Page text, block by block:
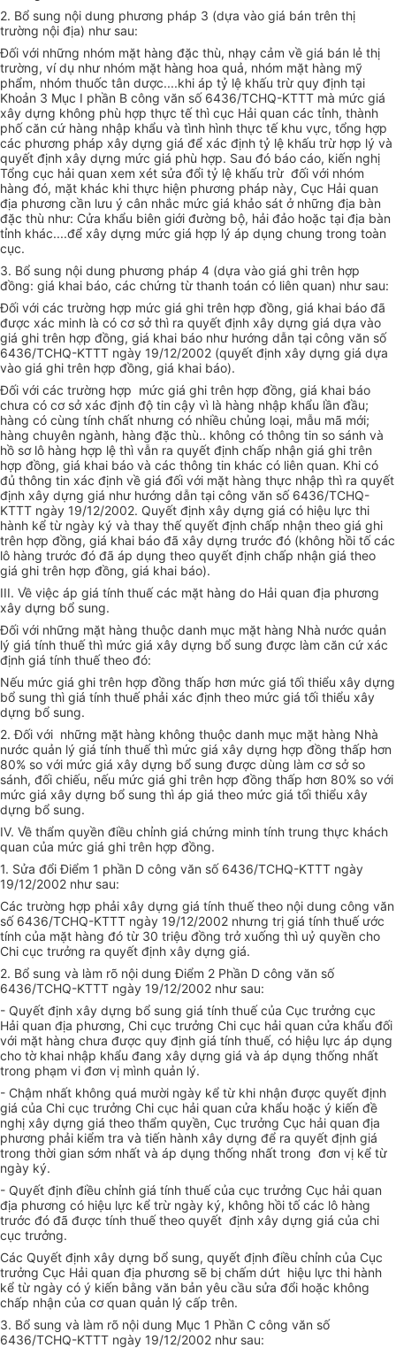
2. Bổ sung nội dung phương pháp 3 (dựa vào giá bán trên thị
trường nội địa) như sau:
Đối với những nhóm mặt hàng đặc thù, nhạy cảm về giá bán lẻ thị
trường, ví dụ như nhóm mặt hàng hoa quả, nhóm mặt hàng mỹ
phẩm, nhóm thuốc tân dược....khi áp tỷ lệ khấu trừ quy định tại
Khoản 3 Mục I phần B công văn số 6436/TCHQ-KTTT mà mức giá
xây dựng không phù hợp thực tế thì cục Hải quan các tỉnh, thành
phố căn cứ hàng nhập khẩu và tình hình thực tế khu vực, tổng hợp
các phương pháp xây dựng giá để xác định tỷ lệ khấu trừ hợp lý và
quyết định xây dựng mức giá phù hợp. Sau đó báo cáo, kiến nghị
Tổng cục hải quan xem xét sửa đổi tỷ lệ khấu trừ đối với nhóm
hàng đó, mặt khác khi thực hiện phương pháp này, Cục Hải quan
địa phương cần lưu ý cân nhắc mức giá khảo sát ở những địa bàn
đặc thù như: Cửa khẩu biên giới đường bộ, hải đảo hoặc tại địa bàn
tỉnh khác....để xây dựng mức giá hợp lý áp dụng chung trong toàn
cục.
3. Bổ sung nội dung phương pháp 4 (dựa vào giá ghi trên hợp
đồng: giá khai báo, các chứng từ thanh toán có liên quan) như sau:
Đối với các trường hợp mức giá ghi trên hợp đồng, giá khai báo đã
được xác minh là có cơ sở thì ra quyết định xây dựng giá dựa vào
giá ghi trên hợp đồng, giá khai báo như hướng dẫn tại công văn số
6436/TCHQ-KTTT ngày 19/12/2002 (quyết định xây dựng giá dựa
vào giá ghi trên hợp đồng, giá khai báo).
Đối với các trường hợp mức giá ghi trên hợp đồng, giá khai báo
chưa có cơ sở xác định độ tin cậy vì là hàng nhập khẩu lần đầu;
hàng có cùng tính chất nhưng có nhiều chủng loại, mẫu mã mới;
hàng chuyên ngành, hàng đặc thù.. không có thông tin so sánh và
hồ sơ lô hàng hợp lệ thì vẫn ra quyết định chấp nhận giá ghi trên
hợp đồng, giá khai báo và các thông tin khác có liên quan. Khi có
đủ thông tin xác định về giá đối với mặt hàng thực nhập thì ra quyết
định xây dựng giá như hướng dẫn tại công văn số 6436/TCHQ-
KTTT ngày 19/12/2002. Quyết định xây dựng giá có hiệu lực thi
hành kể từ ngày ký và thay thế quyết định chấp nhận theo giá ghi
trên hợp đồng, giá khai báo đã xây dựng trước đó (không hồi tố các
lô hàng trước đó đã áp dụng theo quyết định chấp nhận giá theo
giá ghi trên hợp đồng, giá khai báo).
III. Về việc áp giá tính thuế các mặt hàng do Hải quan địa phương
xây dựng bổ sung.
Đối với những mặt hàng thuộc danh mục mặt hàng Nhà nước quản
lý giá tính thuế thì mức giá xây dựng bổ sung được làm căn cứ xác
định giá tính thuế theo đó:
Nếu mức giá ghi trên hợp đồng thấp hơn mức giá tối thiểu xây dựng
bổ sung thì giá tính thuế phải xác định theo mức giá tối thiểu xây
dựng bổ sung.
2. Đối với những mặt hàng không thuộc danh mục mặt hàng Nhà
nước quản lý giá tính thuế thì mức giá xây dựng hợp đồng thấp hơn
80% so với mức giá xây dựng bổ sung được dùng làm cơ sở so
sánh, đối chiếu, nếu mức giá ghi trên hợp đồng thấp hơn 80% so với
mức giá xây dựng bổ sung thì áp giá theo mức giá tối thiểu xây
dựng bổ sung.
IV. Về thẩm quyền điều chỉnh giá chứng minh tính trung thực khách
quan của mức giá ghi trên hợp đồng.
1. Sửa đổi Điểm 1 phần D công văn số 6436/TCHQ-KTTT ngày
19/12/2002 như sau:
Các trường hợp phải xây dựng giá tính thuế theo nội dung công văn
số 6436/TCHQ-KTTT ngày 19/12/2002 nhưng trị giá tính thuế ước
tính của mặt hàng đó từ 30 triệu đồng trở xuống thì uỷ quyền cho
Chi cục trưởng ra quyết định xây dựng giá.
2. Bổ sung và làm rõ nội dung Điểm 2 Phần D công văn số
6436/TCHQ-KTTT ngày 19/12/2002 như sau:
- Quyết định xây dựng bổ sung giá tính thuế của Cục trưởng cục
Hải quan địa phương, Chi cục trưởng Chi cục hải quan cửa khẩu đối
với mặt hàng chưa được quy định giá tính thuế, có hiệu lực áp dụng
cho tờ khai nhập khẩu đang xây dựng giá và áp dụng thống nhất
trong phạm vi đơn vị mình quản lý.
- Chậm nhất không quá mười ngày kể từ khi nhận được quyết định
giá của Chi cục trưởng Chi cục hải quan cửa khẩu hoặc ý kiến đề
nghị xây dựng giá theo thẩm quyền, Cục trưởng Cục hải quan địa
phương phải kiểm tra và tiến hành xây dựng để ra quyết định giá
trong thời gian sớm nhất và áp dụng thống nhất trong đơn vị kể từ
ngày ký.
- Quyết định điều chỉnh giá tính thuế của cục trưởng Cục hải quan
địa phương có hiệu lực kể trừ ngày ký, không hồi tố các lô hàng
trước đó đã được tính thuế theo quyết định xây dựng giá của chi
cục trưởng.
Các Quyết định xây dựng bổ sung, quyết định điều chỉnh của Cục
trưởng Cục Hải quan địa phương sẽ bị chấm dứt hiệu lực thi hành
kể từ ngày có ý kiến bằng văn bản yêu cầu sửa đổi hoặc không
chấp nhận của cơ quan quản lý cấp trên.
3. Bổ sung và làm rõ nội dung Mục 1 Phần C công văn số
6436/TCHQ-KTTT ngày 19/12/2002 như sau: